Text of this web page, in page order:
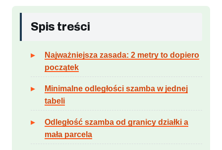
Spis treści
Najważniejsza zasada: 2 metry to dopiero
początek
Minimalne odległości szamba w jednej
tabeli
Odległość szamba od granicy działki a
mała parcela